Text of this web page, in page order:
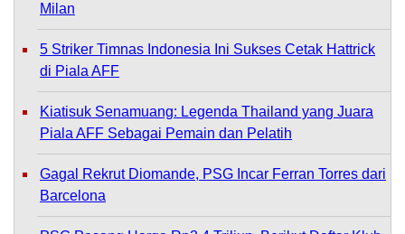
Milan
5 Striker Timnas Indonesia Ini Sukses Cetak Hattrick
di Piala AFF
Kiatisuk Senamuang: Legenda Thailand yang Juara
Piala AFF Sebagai Pemain dan Pelatih
Gagal Rekrut Diomande, PSG Incar Ferran Torres dari
Barcelona